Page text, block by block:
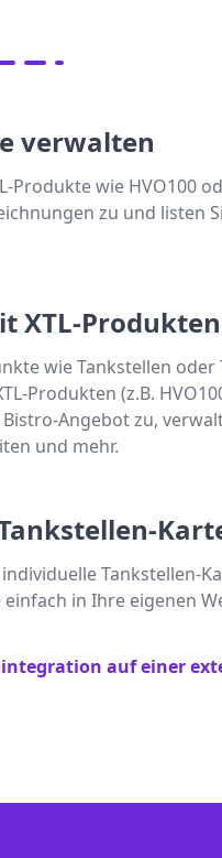
verwalten
Produkte wie HVO100
zu und listen
XTL-
wie Tankstellen
Produkten (z.B.
Angebot zu,
und mehr.
Tankstellen-
einfach in Ihre eigenen
auf einer